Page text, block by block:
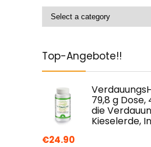
Top-Angebote!!
79,8 g
die
Kieselerde,
€24.90